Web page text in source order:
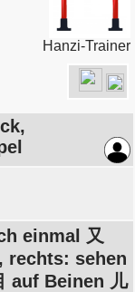
Hanzi-Trainer
einmal 又
rechts: sehen
auf Beinen 儿